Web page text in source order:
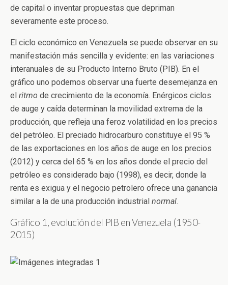
de capital o inventar propuestas que depriman
severamente este proceso.
El ciclo económico en Venezuela se puede observar en su
manifestación más sencilla y evidente: en las variaciones
interanuales de su Producto Interno Bruto (PIB). En el
gráfico uno podemos observar una fuerte desemejanza en
el ritmo de crecimiento de la economía. Enérgicos ciclos
de auge y caída determinan la movilidad extrema de la
producción, que refleja una feroz volatilidad en los precios
del petróleo. El preciado hidrocarburo constituye el 95 %
de las exportaciones en los años de auge en los precios
(2012) y cerca del 65 % en los años donde el precio del
petróleo es considerado bajo (1998), es decir, donde la
renta es exigua y el negocio petrolero ofrece una ganancia
similar a la de una producción industrial normal.
Gráfico 1, evolución del PIB en Venezuela (1950-
2015)